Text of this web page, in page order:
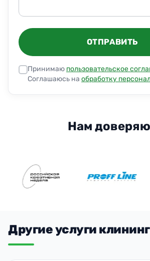
ОТПРАВИТЬ
Принимаю пользовательское
Соглашаюсь на обработку
Нам
Другие услуги